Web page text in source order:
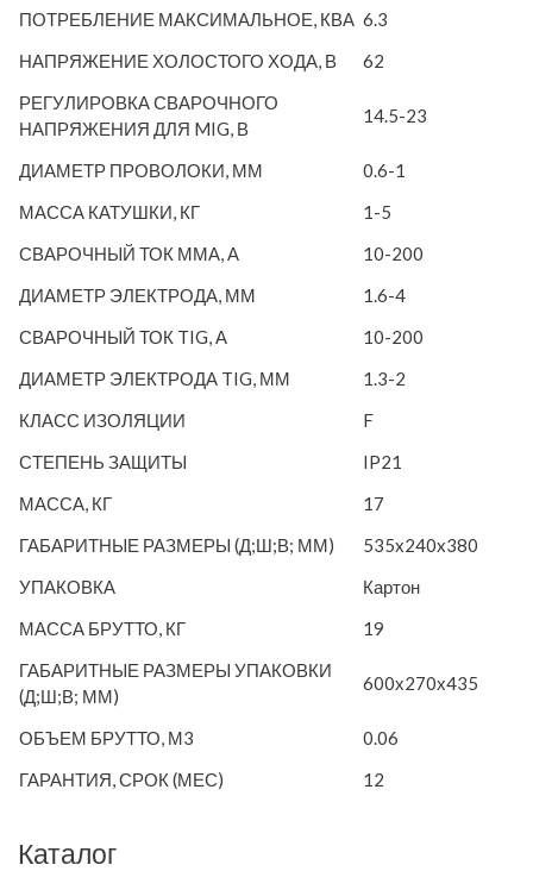
ПОТРЕБЛЕНИЕ МАКСИМАЛЬНОЕ, КВА 6.3
НАПРЯЖЕНИЕ ХОЛОСТОГО ХОДА, В
62
РЕГУЛИРОВКА СВАРОЧНОГО
НАПРЯЖЕНИЯ ДЛЯ MIG, В
14.5-23
ДИАМЕТР ПРОВОЛОКИ, ММ
0.6-1
МАССА КАТУШКИ, КГ
1-5
СВАРОЧНЫЙ ТОК ММА, А
10-200
ДИАМЕТР ЭЛЕКТРОДА, ММ
1.6-4
СВАРОЧНЫЙ ТОК TIG, А
10-200
ДИАМЕТР ЭЛЕКТРОДА TIG, ММ
1.3-2
КЛАСС ИЗОЛЯЦИИ
F
СТЕПЕНЬ ЗАЩИТЫ
IP21
МАССА, КГ
17
ГАБАРИТНЫЕ РАЗМЕРЫ (Д;Ш;В; ММ)
535x240x380
УПАКОВКА
Картон
МАССА БРУТТО, КГ
19
ГАБАРИТНЫЕ РАЗМЕРЫ УПАКОВКИ
(Д;Ш;В; ММ)
600х270х435
ОБЪЕМ БРУТТО, М3
0.06
ГАРАНТИЯ, СРОК (МЕС)
12
Каталог